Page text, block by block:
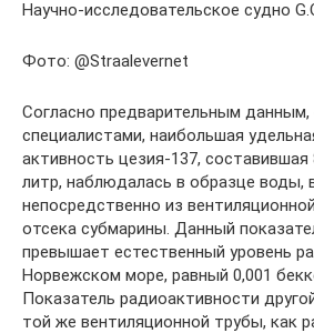
Научно-исследовательское судно
Фото: @Straalevernet
Согласно предварительным
специалистами, наибольшая
активность цезия-137, составившая
литр, наблюдалась в образце воды,
непосредственно из
отсека субмарины. Данный
превышает естественный уровень
Норвежском море, равный 0,001
Показатель радиоактивности
той же вентиляционной трубы, как